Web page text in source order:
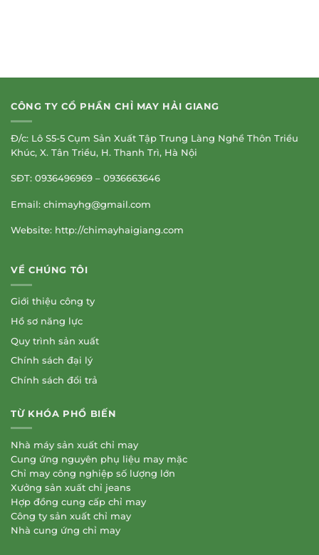
CÔNG TY CỔ PHẦN CHỈ MAY HẢI GIANG
Đ/c: Lô S5-5 Cụm Sản Xuất Tập Trung Làng Nghề Thôn Triều
Khúc, X. Tân Triều, H. Thanh Trì, Hà Nội
SĐT: 0936496969 – 0936663646
Email: chimayhg@gmail.com
Website: http://chimayhaigiang.com
VỀ CHÚNG TÔI
Giới thiệu công ty
Hồ sơ năng lực
Quy trình sản xuất
Chính sách đại lý
Chính sách đổi trả
TỪ KHÓA PHỔ BIẾN
Nhà máy sản xuất chỉ may
Cung ứng nguyên phụ liệu may mặc
Chỉ may công nghiệp số lượng lớn
Xưởng sản xuất chỉ jeans
Hợp đồng cung cấp chỉ may
Công ty sản xuất chỉ may
Nhà cung ứng chỉ may